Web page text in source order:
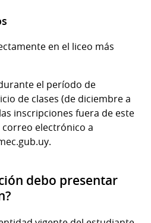
en el liceo más
el período de
de clases (de diciembre a
inscripciones fuera de este
electrónico a
debo presentar